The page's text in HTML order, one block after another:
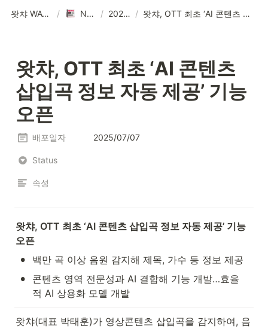
왓챠 WATCHA / NEWS / 2025년 / 왓챠, OTT 최초 ‘AI 콘텐츠 삽입곡 정보 자동 제공’ 기능 오픈
왓챠, OTT 최초 ‘AI 콘텐츠
삽입곡 정보 자동 제공’ 기능
오픈
배포일자 2025/07/07
Status
속성
왓챠, OTT 최초 ‘AI 콘텐츠 삽입곡 정보 자동 제공’ 기능
오픈
• 백만 곡 이상 음원 감지해 제목, 가수 등 정보 제공
•
콘텐츠 영역 전문성과 AI 결합해 기능 개발…효율
적 AI 상용화 모델 개발
왓챠(대표 박태훈)가 영상콘텐츠 삽입곡을 감지하여, 음